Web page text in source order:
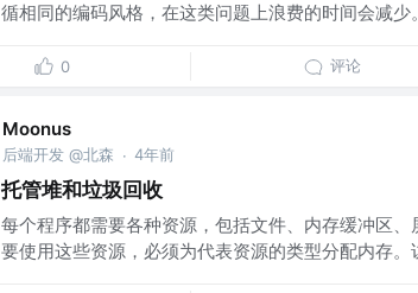
循相同的编码风格，在这类问题上浪费的时间会减少
0 评论
Moonus
后端开发 @北森 · 4年前
托管堆和垃圾回收
每个程序都需要各种资源，包括文件、内存缓冲区、
要使用这些资源，必须为代表资源的类型分配内存